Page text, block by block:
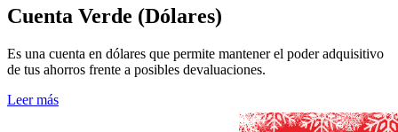
Cuenta Verde (Dólares)
Es una cuenta en dólares que permite mantener el poder adquisitivo
de tus ahorros frente a posibles devaluaciones.
Leer más